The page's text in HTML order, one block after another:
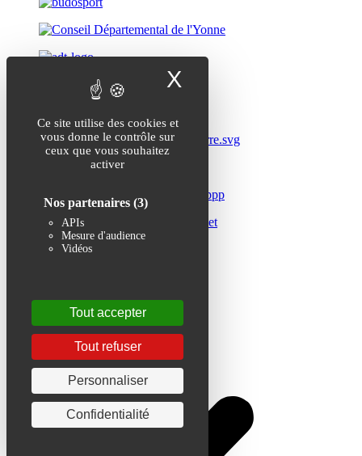
Ce site utilise des cookies et
vous donne le contrôle sur
ceux que vous souhaitez
activer
Nos partenaires (3)
APIs
Mesure d'audience
Vidéos
Tout accepter
Tout refuser
Personnaliser
Confidentialité
X